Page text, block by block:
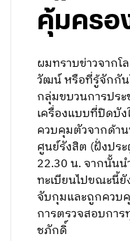
คุ้มครอ
ผมทราบข่าวจากโ
วัฒน์ หรือที่รู้จักกั
กลุ่มขบวนการปร
เครื่องแบบที่ปิดบัง
ควบคุมตัวจากด้า
ศูนย์รังสิต (ฝั่งประ
22.30 น. จากนั้น
ทะเบียนไปขณะนี้
จับกุมและถูกควบ
การตรวจสอบการ
ชภักดิ์